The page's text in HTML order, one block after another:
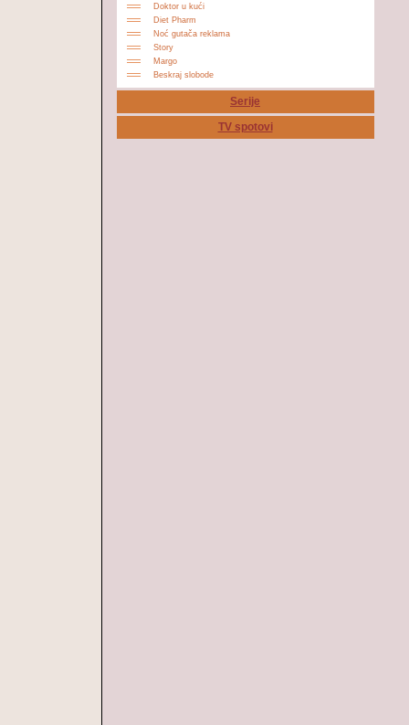
Doktor u kući
Diet Pharm
Noć gutača reklama
Story
Margo
Beskraj slobode
Serije
TV spotovi